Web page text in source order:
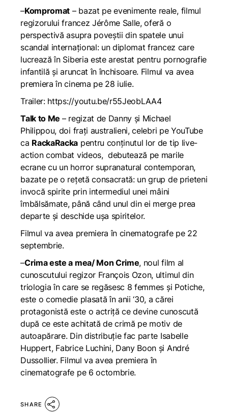
–Kompromat – bazat pe evenimente reale, filmul
regizorului francez Jérôme Salle, oferă o
perspectivă asupra poveștii din spatele unui
scandal internațional: un diplomat francez care
lucrează în Siberia este arestat pentru pornografie
infantilă și aruncat în închisoare. Filmul va avea
premiera în cinema pe 28 iulie.
Trailer: https://youtu.be/r55JeobLAA4
Talk to Me – regizat de Danny și Michael
Philippou, doi frați australieni, celebri pe YouTube
ca RackaRacka pentru conținutul lor de tip live-
action combat videos, debutează pe marile
ecrane cu un horror supranatural contemporan,
bazate pe o rețetă consacrată: un grup de prieteni
invocă spirite prin intermediul unei mâini
îmbălsămate, până când unul din ei merge prea
departe și deschide ușa spiritelor.
Filmul va avea premiera în cinematografe pe 22
septembrie.
–Crima este a mea/ Mon Crime, noul film al
cunoscutului regizor François Ozon, ultimul din
triologia în care se regăsesc 8 femmes și Potiche,
este o comedie plasată în anii ‘30, a cărei
protagonistă este o actriță ce devine cunoscută
după ce este achitată de crimă pe motiv de
autoapărare. Din distribuție fac parte Isabelle
Huppert, Fabrice Luchini, Dany Boon și André
Dussollier. Filmul va avea premiera în
cinematografe pe 6 octombrie.
SHARE